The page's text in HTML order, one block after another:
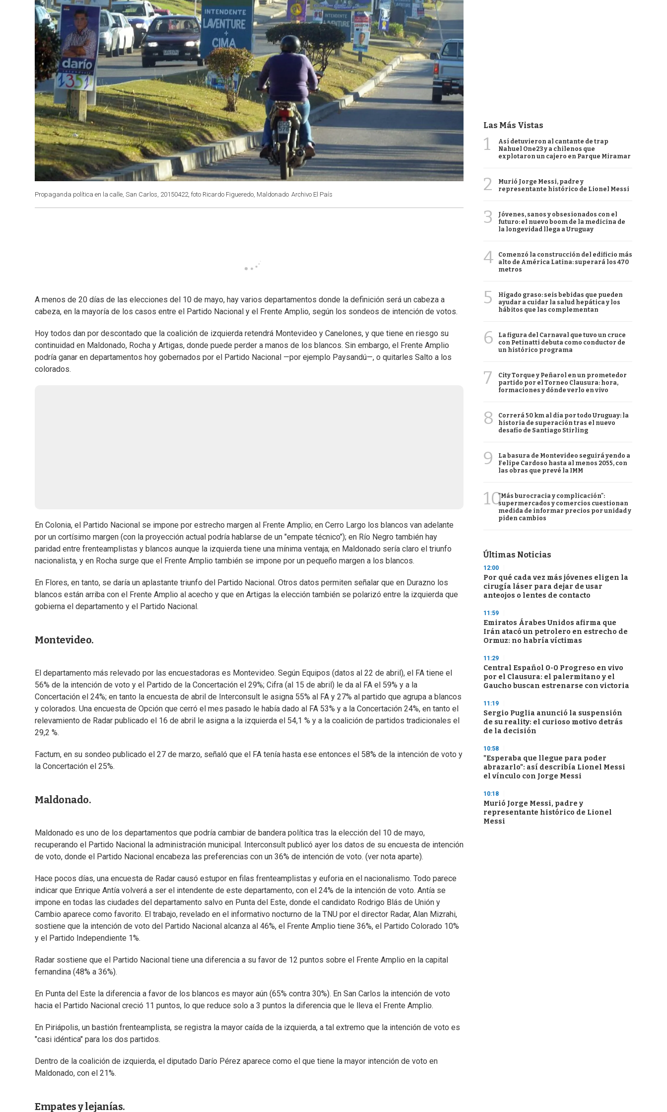
Propaganda política en la calle, San Carlos, 20150422, foto Ricardo Figueredo, Maldonado Archivo El País
A menos de 20 días de las elecciones del 10 de mayo, hay varios departamentos donde la definición será un cabeza a
cabeza, en la mayoría de los casos entre el Partido Nacional y el Frente Amplio, según los sondeos de intención de votos.
Hoy todos dan por descontado que la coalición de izquierda retendrá Montevideo y Canelones, y que tiene en riesgo su
continuidad en Maldonado, Rocha y Artigas, donde puede perder a manos de los blancos. Sin embargo, el Frente Amplio
podría ganar en departamentos hoy gobernados por el Partido Nacional —por ejemplo Paysandú—, o quitarles Salto a los
colorados.
En Colonia, el Partido Nacional se impone por estrecho margen al Frente Amplio; en Cerro Largo los blancos van adelante
por un cortísimo margen (con la proyección actual podría hablarse de un "empate técnico"); en Río Negro también hay
paridad entre frenteamplistas y blancos aunque la izquierda tiene una mínima ventaja; en Maldonado sería claro el triunfo
nacionalista, y en Rocha surge que el Frente Amplio también se impone por un pequeño margen a los blancos.
En Flores, en tanto, se daría un aplastante triunfo del Partido Nacional. Otros datos permiten señalar que en Durazno los
blancos están arriba con el Frente Amplio al acecho y que en Artigas la elección también se polarizó entre la izquierda que
gobierna el departamento y el Partido Nacional.
Montevideo.
El departamento más relevado por las encuestadoras es Montevideo. Según Equipos (datos al 22 de abril), el FA tiene el
56% de la intención de voto y el Partido de la Concertación el 29%; Cifra (al 15 de abril) le da al FA el 59% y a la
Concertación el 24%; en tanto la encuesta de abril de Interconsult le asigna 55% al FA y 27% al partido que agrupa a blancos
y colorados. Una encuesta de Opción que cerró el mes pasado le había dado al FA 53% y a la Concertación 24%, en tanto el
relevamiento de Radar publicado el 16 de abril le asigna a la izquierda el 54,1 % y a la coalición de partidos tradicionales el
29,2 %.
Factum, en su sondeo publicado el 27 de marzo, señaló que el FA tenía hasta ese entonces el 58% de la intención de voto y
la Concertación el 25%.
Maldonado.
Maldonado es uno de los departamentos que podría cambiar de bandera política tras la elección del 10 de mayo,
recuperando el Partido Nacional la administración municipal. Interconsult publicó ayer los datos de su encuesta de intención
de voto, donde el Partido Nacional encabeza las preferencias con un 36% de intención de voto. (ver nota aparte).
Hace pocos días, una encuesta de Radar causó estupor en filas frenteamplistas y euforia en el nacionalismo. Todo parece
indicar que Enrique Antía volverá a ser el intendente de este departamento, con el 24% de la intención de voto. Antía se
impone en todas las ciudades del departamento salvo en Punta del Este, donde el candidato Rodrigo Blás de Unión y
Cambio aparece como favorito. El trabajo, revelado en el informativo nocturno de la TNU por el director Radar, Alan Mizrahi,
sostiene que la intención de voto del Partido Nacional alcanza al 46%, el Frente Amplio tiene 36%, el Partido Colorado 10%
y el Partido Independiente 1%.
Radar sostiene que el Partido Nacional tiene una diferencia a su favor de 12 puntos sobre el Frente Amplio en la capital
fernandina (48% a 36%).
En Punta del Este la diferencia a favor de los blancos es mayor aún (65% contra 30%). En San Carlos la intención de voto
hacia el Partido Nacional creció 11 puntos, lo que reduce solo a 3 puntos la diferencia que le lleva el Frente Amplio.
En Piriápolis, un bastión frenteamplista, se registra la mayor caída de la izquierda, a tal extremo que la intención de voto es
"casi idéntica" para los dos partidos.
Dentro de la coalición de izquierda, el diputado Darío Pérez aparece como el que tiene la mayor intención de voto en
Maldonado, con el 21%.
Empates y lejanías.
Las Más Vistas
1
Así detuvieron al cantante de trap
Nahuel One23 y a chilenos que
explotaron un cajero en Parque Miramar
2
Murió Jorge Messi, padre y
representante histórico de Lionel Messi
3
Jóvenes, sanos y obsesionados con el
futuro: el nuevo boom de la medicina de
la longevidad llega a Uruguay
4
Comenzó la construcción del edificio más
alto de América Latina: superará los 470
metros
5
Hígado graso: seis bebidas que pueden
ayudar a cuidar la salud hepática y los
hábitos que las complementan
6
La figura del Carnaval que tuvo un cruce
con Petinatti debuta como conductor de
un histórico programa
7
City Torque y Peñarol en un prometedor
partido por el Torneo Clausura: hora,
formaciones y dónde verlo en vivo
8
Correrá 50 km al día por todo Uruguay: la
historia de superación tras el nuevo
desafío de Santiago Stirling
9
La basura de Montevideo seguirá yendo a
Felipe Cardoso hasta al menos 2055, con
las obras que prevé la IMM
10"Más burocracia y complicación":
supermercados y comercios cuestionan
medida de informar precios por unidad y
piden cambios
Últimas Noticias
12:00
Por qué cada vez más jóvenes eligen la
cirugía láser para dejar de usar
anteojos o lentes de contacto
11:59
Emiratos Árabes Unidos afirma que
Irán atacó un petrolero en estrecho de
Ormuz: no habría víctimas
11:29
Central Español 0-0 Progreso en vivo
por el Clausura: el palermitano y el
Gaucho buscan estrenarse con victoria
11:19
Sergio Puglia anunció la suspensión
de su reality: el curioso motivo detrás
de la decisión
10:58
"Esperaba que llegue para poder
abrazarlo": así describía Lionel Messi
el vínculo con Jorge Messi
10:18
Murió Jorge Messi, padre y
representante histórico de Lionel
Messi